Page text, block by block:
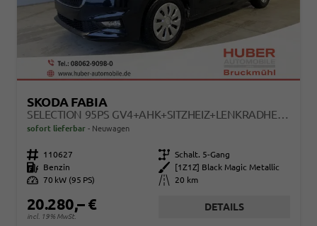
SKODA FABIA
SELECTION 95PS GV4+AHK+SITZHEIZ+LENKRADHEIZ+CLIMATRONIC+TEMPOMAT+PDC
sofort lieferbar Neuwagen
Fahrzeugnr. 110627 Getriebe Schalt. 5-Gang
Kraftstoff
Benzin Außenfarbe
[1Z1Z] Black Magic Metallic
Leistung 70 kW (95 PS) Kilometerstand 20 km
20.280,– €
incl. 19% MwSt.
DETAILS